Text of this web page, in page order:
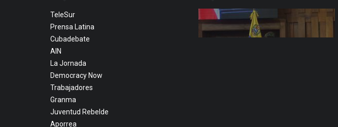
TeleSur
Prensa Latina
Cubadebate
AIN
La Jornada
Democracy Now
Trabajadores
Granma
Juventud Rebelde
Aporrea